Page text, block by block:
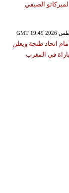
الصيفي
اتحاد طنجة ويعلن
في المغرب